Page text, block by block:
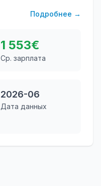
Подробнее →
1 553€
Ср. зарплата
2026-06
Дата данных